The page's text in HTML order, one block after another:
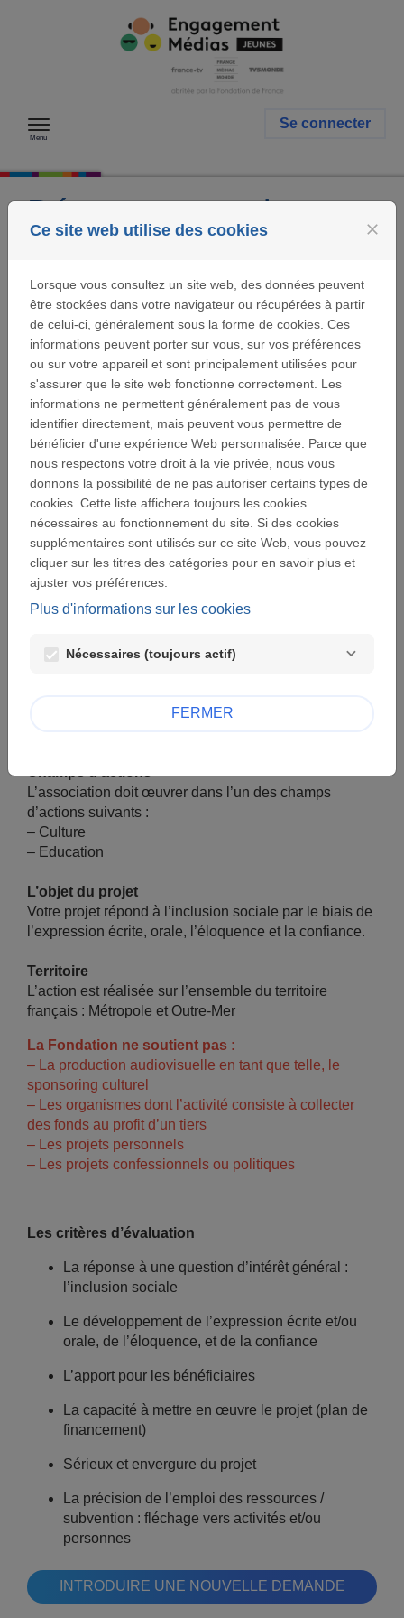
Menu
Se connecter
Déposer un projet
dossier
L'appel à projets Ma Parole vise à soutenir des actions
ou organismes d’intérêt général qui répondent
à l’inclusion sociale par le biais de l’expression orale
et écrite, l’éloquence et la confiance. Les projets
doivent bénéficier à des jeunes de 14 à 35 ans, en
situation de fragilité. Cette situation est reconnue par la
Fondation comme étant la non-inclusion d’une
personne ou d’un groupe d’individus en raison de leur
situation, économique, sociale, géographique,
éducative, culturelle.
L’association œuvre pour l’inclusion des jeunes en
Statut de l’association
Champs d’actions
L’association doit œuvrer dans l’un des champs
d’actions suivants :
– Culture
– Education
L’objet du projet
Votre projet répond à l’inclusion sociale par le biais de
l’expression écrite, orale, l’éloquence et la confiance.
Territoire
L’action est réalisée sur l’ensemble du territoire
français : Métropole et Outre-Mer
La Fondation ne soutient pas :
– La production audiovisuelle en tant que telle, le
sponsoring culturel
– Les organismes dont l’activité consiste à collecter
des fonds au profit d’un tiers
– Les projets personnels
– Les projets confessionnels ou politiques
Les critères d’évaluation
La réponse à une question d’intérêt général :
l’inclusion sociale
Le développement de l’expression écrite et/ou
orale, de l’éloquence, et de la confiance
L’apport pour les bénéficiaires
La capacité à mettre en œuvre le projet (plan de
financement)
Sérieux et envergure du projet
La précision de l’emploi des ressources /
subvention : fléchage vers activités et/ou
personnes
INTRODUIRE UNE NOUVELLE DEMANDE
Ce site web utilise des cookies close
Lorsque vous consultez un site web, des données peuvent
être stockées dans votre navigateur ou récupérées à partir
de celui-ci, généralement sous la forme de cookies. Ces
informations peuvent porter sur vous, sur vos préférences
ou sur votre appareil et sont principalement utilisées pour
s'assurer que le site web fonctionne correctement. Les
informations ne permettent généralement pas de vous
identifier directement, mais peuvent vous permettre de
bénéficier d'une expérience Web personnalisée. Parce que
nous respectons votre droit à la vie privée, nous vous
donnons la possibilité de ne pas autoriser certains types de
cookies. Cette liste affichera toujours les cookies
nécessaires au fonctionnement du site. Si des cookies
supplémentaires sont utilisés sur ce site Web, vous pouvez
cliquer sur les titres des catégories pour en savoir plus et
ajuster vos préférences.
Plus d'informations sur les cookies
Nécessaires (toujours actif)
FERMER